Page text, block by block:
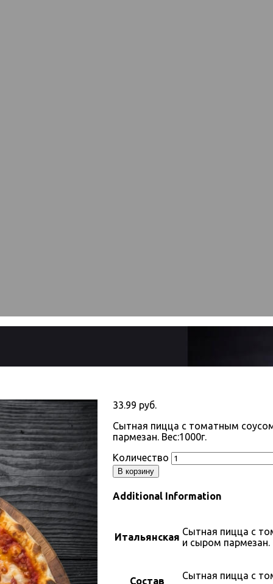
33.99 руб.
Сытная пицца с томатным
пармезан. Вес:1000г.
Количество
В корзину
Additional Information
Итальянская Сытная пицца с
и сыром пармезан.
Состав
Сытная пицца с